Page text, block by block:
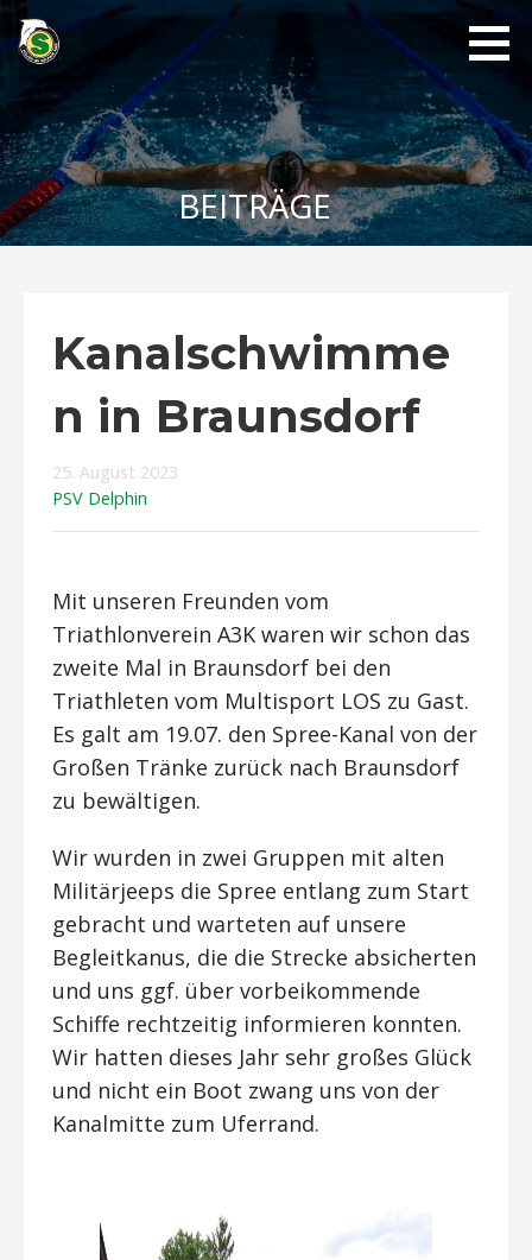
Zum
Inhalt
springen
Delphin
1889
BEITRÄGE
Kanalschwimme
n in Braunsdorf
25. August 2023
PSV Delphin
Mit unseren Freunden vom
Triathlonverein A3K waren wir schon das
zweite Mal in Braunsdorf bei den
Triathleten vom Multisport LOS zu Gast.
Es galt am 19.07. den Spree-Kanal von der
Großen Tränke zurück nach Braunsdorf
zu bewältigen.
Wir wurden in zwei Gruppen mit alten
Militärjeeps die Spree entlang zum Start
gebracht und warteten auf unsere
Begleitkanus, die die Strecke absicherten
und uns ggf. über vorbeikommende
Schiffe rechtzeitig informieren konnten.
Wir hatten dieses Jahr sehr großes Glück
und nicht ein Boot zwang uns von der
Kanalmitte zum Uferrand.